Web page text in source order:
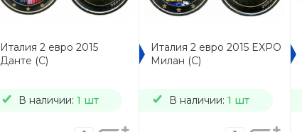
Италия 2 евро 2015
Данте (C)
В наличии: 1 шт
Италия 2 евро 2015 EXPO
Милан (C)
В наличии: 1 шт